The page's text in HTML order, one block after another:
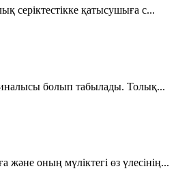
серіктестікке қатысушыға с...
болып табылады. Толық...
оның мүліктегі өз үлесінің...